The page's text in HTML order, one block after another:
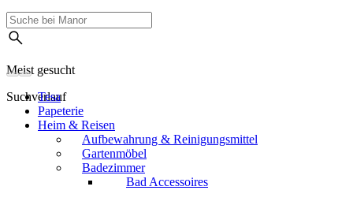
Meist gesucht
Suchverlauf
Tesa
Papeterie
Heim & Reisen
Aufbewahrung & Reinigungsmittel
Gartenmöbel
Badezimmer
Bad Accessoires